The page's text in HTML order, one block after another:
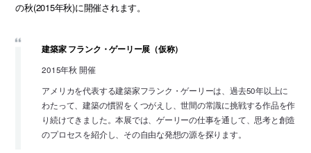
の秋(2015年秋)に開催されます。
建築家 フランク・ゲーリー展（仮称）
2015年秋 開催
アメリカを代表する建築家フランク・ゲーリーは、過去50年以上に
わたって、建築の慣習をくつがえし、世間の常識に挑戦する作品を作
り続けてきました。本展では、ゲーリーの仕事を通して、思考と創造
のプロセスを紹介し、その自由な発想の源を探ります。